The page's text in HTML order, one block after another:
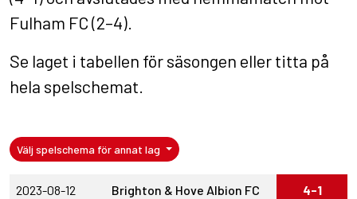
Fulham FC (2–4).
Se laget i tabellen för säsongen eller titta på
hela spelschemat
Välj spelschema för annat lag
2023-08-12
Brighton & Hove Albion FC 4-1